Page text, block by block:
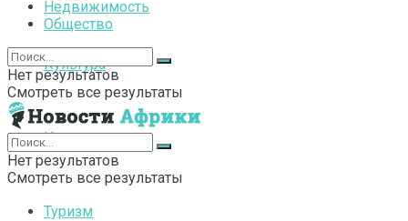
Культура
Интернет
Туризм
Недвижимость
Общество
Нет результатов
Смотреть все результаты
Нет результатов
Смотреть все результаты